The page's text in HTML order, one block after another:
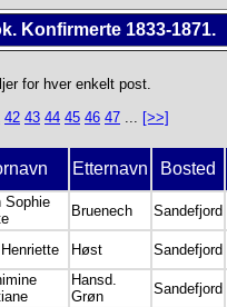
Konfirmerte 1833-1871.
for hver enkelt post.
42 43 44 45 46 47 ... [>>]
Etternavn Bosted
Sophie
Bruenech
Sandefjord
Høst
Sandefjord
Hansd.
Grøn
Sandefjord